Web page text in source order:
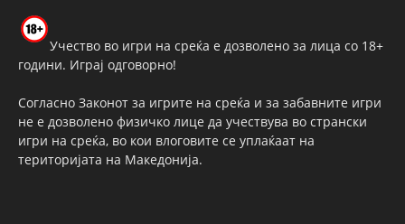
Учество во игри на среќа е дозволено за лица со 18+
години. Играј одговорно!
Согласно Законот за игрите на среќа и за забавните игри
не е дозволено физичко лице да учествува во странски
игри на среќа, во кои влоговите се уплаќаат на
територијата на Македонија.